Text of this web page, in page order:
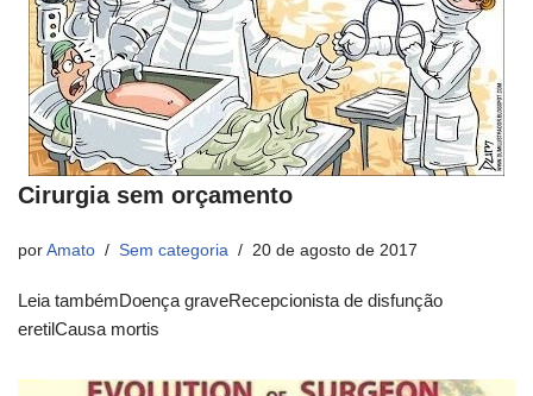
Cirurgia sem orçamento
por Amato Sem categoria 20 de agosto de 2017
Leia tambémDoença graveRecepcionista de disfunção
eretilCausa mortis